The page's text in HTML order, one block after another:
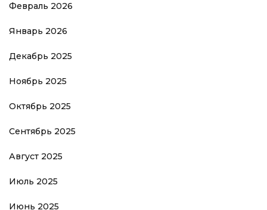
Февраль 2026
Январь 2026
Декабрь 2025
Ноябрь 2025
Октябрь 2025
Сентябрь 2025
Август 2025
Июль 2025
Июнь 2025